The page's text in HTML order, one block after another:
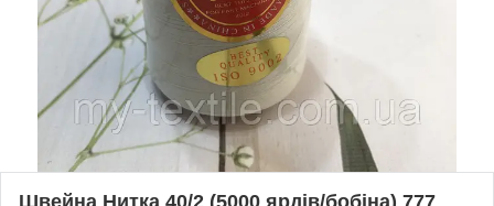
Швейна Нитка 40/2 (5000 ярдів/бобіна) 777